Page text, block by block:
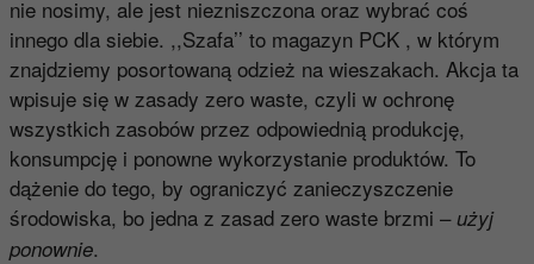
nie nosimy, ale jest niezniszczona oraz wybrać coś
innego dla siebie. ,,Szafa’’ to magazyn PCK , w którym
znajdziemy posortowaną odzież na wieszakach. Akcja ta
wpisuje się w zasady zero waste, czyli w ochronę
wszystkich zasobów przez odpowiednią produkcję,
konsumpcję i ponowne wykorzystanie produktów. To
dążenie do tego, by ograniczyć zanieczyszczenie
środowiska, bo jedna z zasad zero waste brzmi – użyj
ponownie.